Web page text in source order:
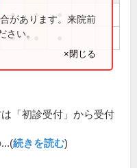
● ●
●
があります。来院前
さい。
×閉じる
「初診受付」から受付
続きを読む)